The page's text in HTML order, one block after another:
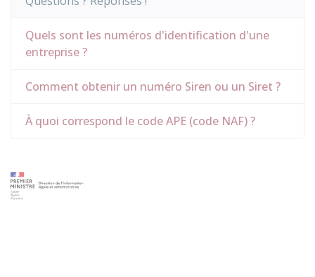
Quels sont les numéros d'identification d'une
entreprise ?
Comment obtenir un numéro Siren ou un Siret ?
À quoi correspond le code APE (code NAF) ?